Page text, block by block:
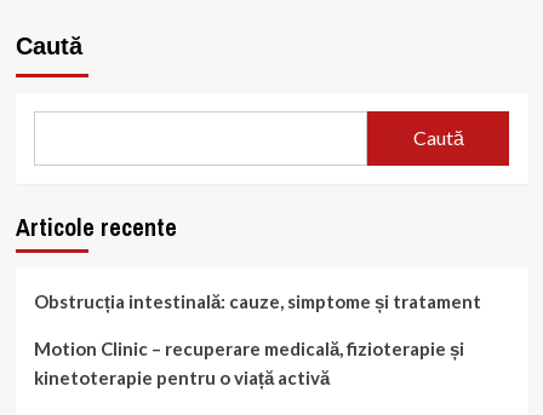
Caută
Caută
Articole recente
Obstrucția intestinală: cauze, simptome și tratament
Motion Clinic – recuperare medicală, fizioterapie și
kinetoterapie pentru o viață activă